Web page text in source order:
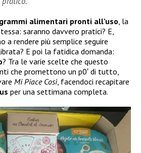
alimentari pronti all’uso , la
saranno davvero pratici? E,
a rendere più semplice seguire
E poi la fatidica domanda:
? Tra le varie scelte che questo
che promettono un p0′ di tutto,
Mi Piace Così , facendoci recapitare
per una settimana completa.